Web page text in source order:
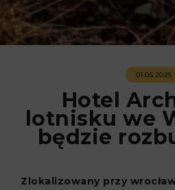
01.05.2025
Hotel
lotnisku we
będzie
Zlokalizowany przy